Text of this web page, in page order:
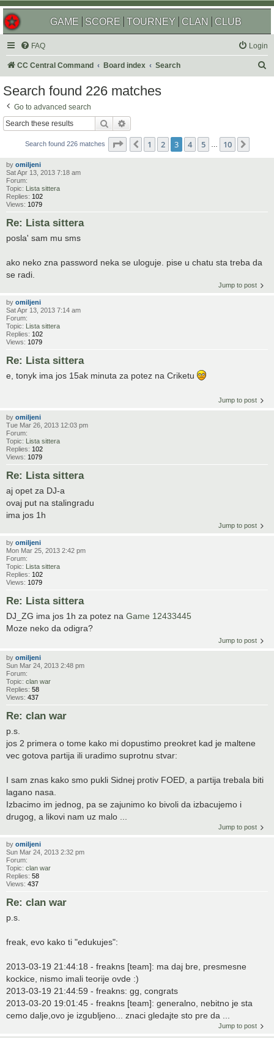
GAME SCORE TOURNEY CLAN CLUB
FAQ Login
CC Central Command Board index Search
Search found 226 matches
Go to advanced search
Search
Search found 226 matches Page of 10
Previous
1 2 3 4 5 … 10
by omiljeni
Sat Apr 13, 2013 7:18 am
Forum:
Topic: Lista sittera
Replies: 102
Views: 1079
Re: Lista sittera
posla' sam mu sms
ako neko zna password neka se uloguje. pise u chatu sta treba da
se radi.
Jump to post
by omiljeni
Sat Apr 13, 2013 7:14 am
Forum:
Topic:
Lista sittera
Replies: 102
Views: 1079
Re: Lista sittera
e, tonyk ima jos 15ak minuta za potez na Criketu
Jump to post
by omiljeni
Tue Mar 26, 2013 12:03 pm
Forum:
Topic:
Lista sittera
Replies: 102
Views: 1079
Re: Lista sittera
aj opet za DJ-a
ovaj put na stalingradu
ima jos 1h
Jump to post
by omiljeni
Mon Mar 25, 2013 2:42 pm
Forum:
Topic: Lista sittera
Replies: 102
Views: 1079
Re: Lista sittera
DJ_ZG ima jos 1h za potez na Game 12433445
Moze neko da odigra?
Jump to post
by omiljeni
Sun Mar 24, 2013 2:48 pm
Forum:
Topic: clan war
Replies: 58
Views: 437
Re: clan war
p.s.
jos 2 primera o tome kako mi dopustimo preokret kad je maltene
vec gotova partija ili uradimo suprotnu stvar:
I sam znas kako smo pukli Sidnej protiv FOED, a partija trebala biti
lagano nasa.
Izbacimo im jednog, pa se zajunimo ko bivoli da izbacujemo i
drugog, a likovi nam uz malo ...
Jump to post
by omiljeni
Sun Mar 24, 2013 2:32 pm
Forum:
Topic: clan war
Replies: 58
Views: 437
Re: clan war
p.s.
freak, evo kako ti "edukujes":
2013-03-19 21:44:18 - freakns [team]: ma daj bre, presmesne
kockice, nismo imali teorije ovde :)
2013-03-19 21:44:59 - freakns: gg, congrats
2013-03-20 19:01:45 - freakns [team]: generalno, nebitno je sta
cemo dalje,ovo je izgubljeno... znaci gledajte sto pre da ...
Jump to post